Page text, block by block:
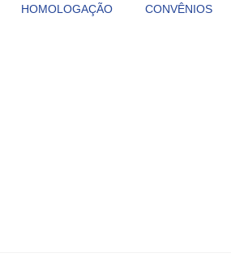
HOMOLOGAÇÃO CONVÊNIOS